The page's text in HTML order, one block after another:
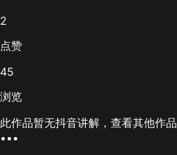
2
点赞
45
浏览
此作品暂无抖音讲解，查看其他作品
•••